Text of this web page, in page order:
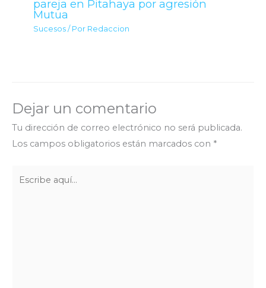
pareja en Pitahaya por agresión
Mutua
Sucesos / Por Redaccion
Dejar un comentario
Tu dirección de correo electrónico no será publicada.
Los campos obligatorios están marcados con *